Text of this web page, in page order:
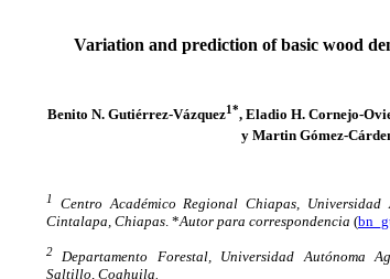
Variation and prediction of basic wood
Benito N. Gutiérrez-Vázquez1*, Eladio H. Cornejo-
y Martin Gómez-
1
Centro Académico Regional Chiapas,
Cintalapa, Chiapas . *Autor para correspondencia (
2
Departamento Forestal, Universidad Autónoma
Saltillo, Coahuila.